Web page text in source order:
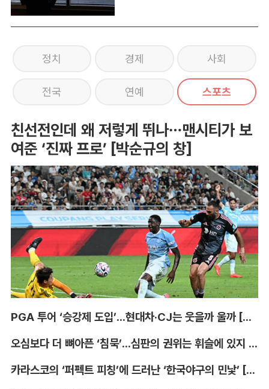
정치 경제 사회
전국 연예 스포츠
친선전인데 왜 저렇게 뛰나…맨시티가 보
여준 ‘진짜 프로’ [박순규의 창]
PGA 투어 ‘승강제 도입’...현대차·CJ는 웃을까 울까 [박호윤의 IN&OUT]
오심보다 더 뼈아픈 ‘침묵’...심판의 권위는 휘슬에 있지 않다 [박순규의 창]
카라스코의 ‘퍼펙트 피칭’에 드러난 ‘한국야구의 민낯’ [김대호의 야구생각]